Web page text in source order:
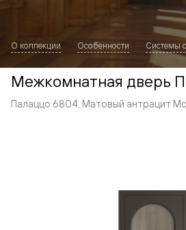
О коллекции Особенности Системы
Межкомнатная дверь
Палаццо 6804. Матовый антрацит